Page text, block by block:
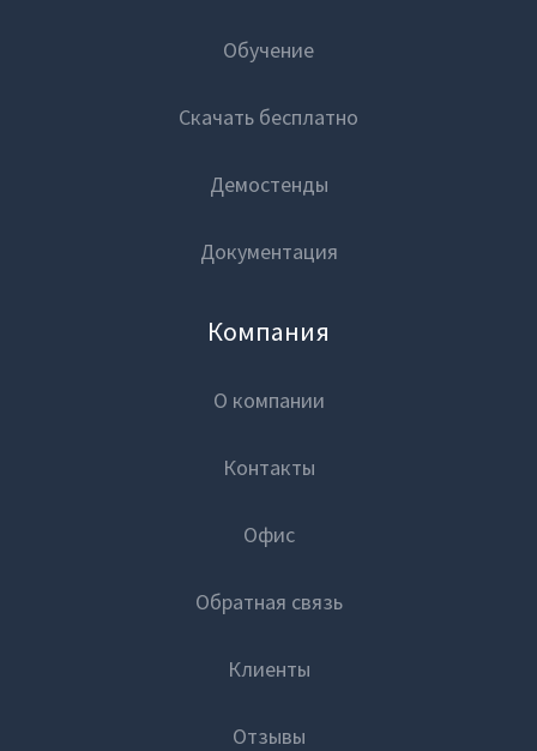
Обучение
Скачать бесплатно
Демостенды
Документация
Компания
О компании
Контакты
Офис
Обратная связь
Клиенты
Отзывы